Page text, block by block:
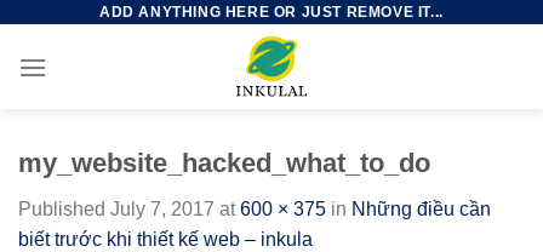
content
ADD ANYTHING HERE OR JUST REMOVE IT...
my_website_hacked_what_to_do
Published July 7, 2017 at600 × 375 in Những điều cần
biết trước khi thiết kế web – inkula